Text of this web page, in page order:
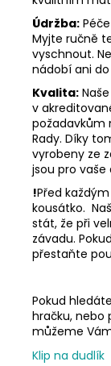
Údržba:
Myjte ručně
vyschnout.
nádobí ani
Kvalita:
v
požadavkům
Rady. Díky
vyrobeny ze
jsou pro
!Před
kousátko.
stát, že při
závadu.
přestaňte
Pokud
hračku, nebo
můžeme
Klip na dudlík